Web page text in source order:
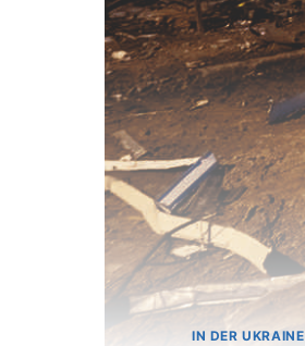
IN DER UKRAINE